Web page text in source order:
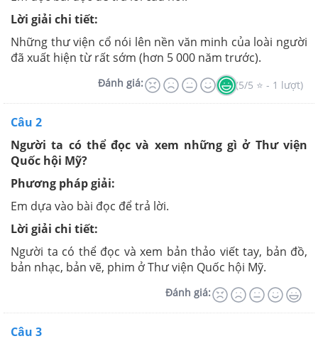
Lời giải chi tiết:
Những thư viện cổ nói lên nền văn minh của loài người
đã xuất hiện từ rất sớm (hơn 5 000 năm trước).
Đánh giá: (5/5 ⭐ - 1 lượt)
Câu 2
Người ta có thể đọc và xem những gì ở Thư viện
Quốc hội Mỹ?
Phương pháp giải:
Em dựa vào bài đọc để trả lời.
Lời giải chi tiết:
Người ta có thể đọc và xem bản thảo viết tay, bản đồ,
bản nhạc, bản vẽ, phim ở Thư viện Quốc hội Mỹ.
Đánh giá:
Câu 3